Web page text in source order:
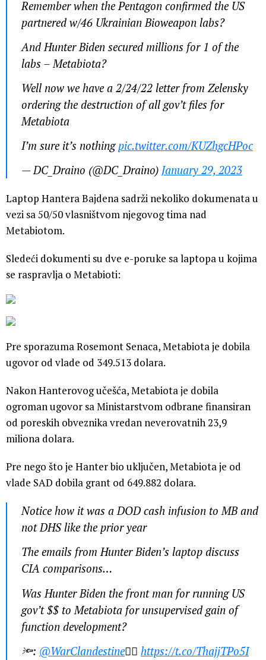
Remember when the Pentagon confirmed the US
partnered w/46 Ukrainian Bioweapon labs?
And Hunter Biden secured millions for 1 of the
labs – Metabiota?
Well now we have a 2/24/22 letter from Zelensky
ordering the destruction of all gov’t files for
Metabiota
I’m sure it’s nothingpic.twitter.com/KUZhgcHPoc
— DC_Draino (@DC_Draino) January 29, 2023
Laptop Hantera Bajdena sadrži nekoliko dokumenata u
vezi sa 50/50 vlasništvom njegovog tima nad
Metabiotom.
Sledeći dokumenti su dve e-poruke sa laptopa u kojima
se raspravlja o Metabioti:
Pre sporazuma Rosemont Senaca, Metabiota je dobila
ugovor od vlade od 349.513 dolara.
Nakon Hanterovog učešća, Metabiota je dobila
ogroman ugovor sa Ministarstvom odbrane finansiran
od poreskih obveznika vredan neverovatnih 23,9
miliona dolara.
Pre nego što je Hanter bio uključen, Metabiota je od
vlade SAD dobila grant od 649.882 dolara.
Notice how it was a DOD cash infusion to MB and
not DHS like the prior year
The emails from Hunter Biden’s laptop discuss
CIA comparisons…
Was Hunter Biden the front man for running US
gov’t $$ to Metabiota for unsupervised gain of
function development?
🔦: @WarClandestine👇🏼 https://t.co/ThajjTPo5I